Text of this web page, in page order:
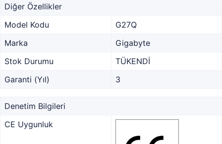
Diğer Özellikler
Model Kodu
G27Q
Marka
Gigabyte
Stok Durumu
TÜKENDİ
Garanti (Yıl)
3
Denetim Bilgileri
CE Uygunluk